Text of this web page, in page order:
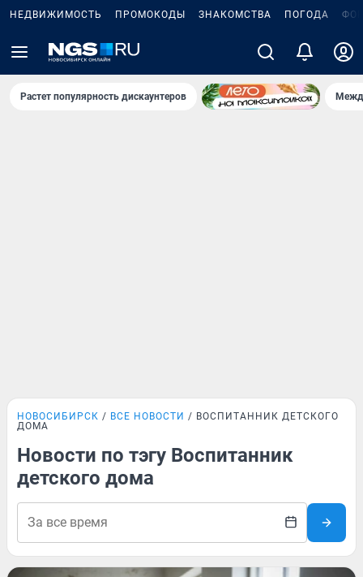
НЕДВИЖИМОСТЬ ПРОМОКОДЫ ЗНАКОМСТВА ПОГОДА
Растет популярность дискаунтеров
НОВОСИБИРСК ВСЕ НОВОСТИ
ВОСПИТАННИК ДЕТСКОГО
ДОМА
Новости по тэгу Воспитанник
детского дома